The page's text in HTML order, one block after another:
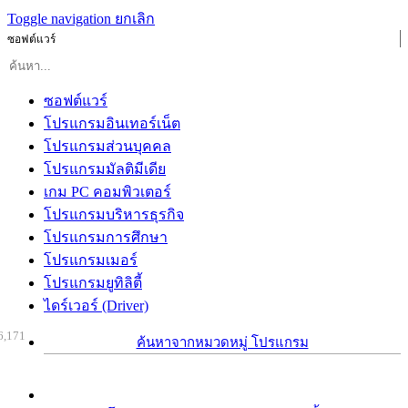
Toggle navigation ยกเลิก
ซอฟต์แวร์
ซอฟต์แวร์
โปรแกรมอินเทอร์เน็ต
โปรแกรมส่วนบุคคล
โปรแกรมมัลติมีเดีย
เกม PC คอมพิวเตอร์
โปรแกรมบริหารธุรกิจ
โปรแกรมการศึกษา
โปรแกรมเมอร์
โปรแกรมยูทิลิตี้
ไดร์เวอร์ (Driver)
ค้นหาจากหมวดหมู่ โปรแกรม